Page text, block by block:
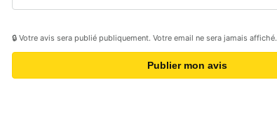
🔒 Votre avis sera publié publiquement. Votre email ne sera jamais affiché.
Publier mon avis